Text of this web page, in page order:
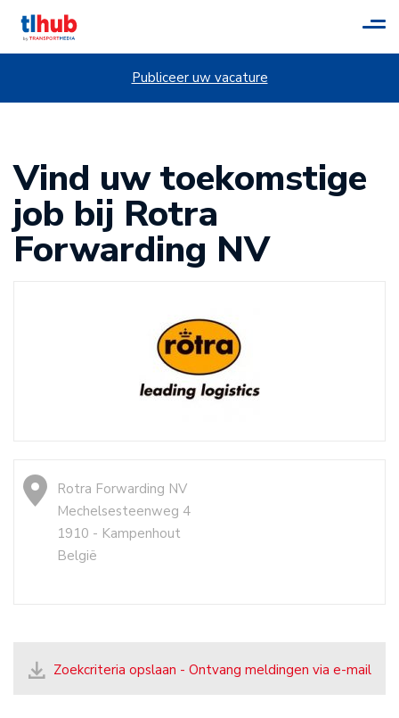
Publiceer uw vacature
Vind uw toekomstige
job bij Rotra
Forwarding NV
Rotra Forwarding NV
Mechelsesteenweg 4
1910 - Kampenhout
België
Zoekcriteria opslaan - Ontvang meldingen via e-mail